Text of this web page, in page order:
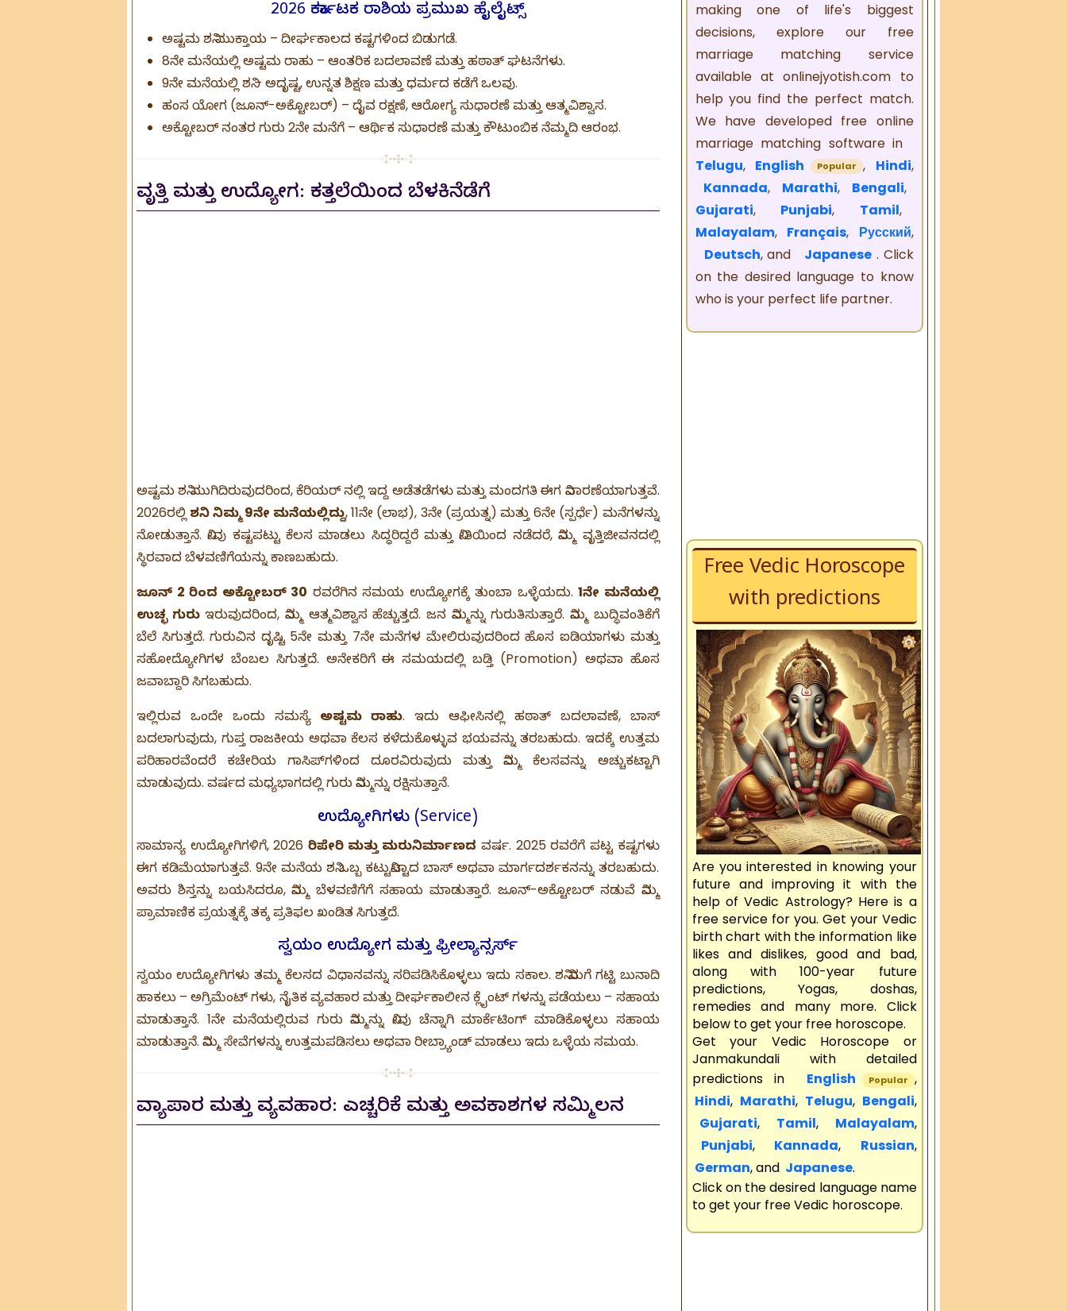
2026 ಕರ್ಕಾಟಕ ರಾಶಿಯ ಪ್ರಮುಖ ಹೈಲೈಟ್ಸ್
ಅಷ್ಟಮ ಶನಿ ಮುಕ್ತಾಯ – ದೀರ್ಘಕಾಲದ ಕಷ್ಟಗಳಿಂದ ಬಿಡುಗಡೆ.
8ನೇ ಮನೆಯಲ್ಲಿ ಅಷ್ಟಮ ರಾಹು – ಆಂತರಿಕ ಬದಲಾವಣೆ ಮತ್ತು ಹಠಾತ್ ಘಟನೆಗಳು.
9ನೇ ಮನೆಯಲ್ಲಿ ಶನಿ – ಅದೃಷ್ಟ, ಉನ್ನತ ಶಿಕ್ಷಣ ಮತ್ತು ಧರ್ಮದ ಕಡೆಗೆ ಒಲವು.
ಹಂಸ ಯೋಗ (ಜೂನ್-ಅಕ್ಟೋಬರ್) – ದೈವ ರಕ್ಷಣೆ, ಆರೋಗ್ಯ ಸುಧಾರಣೆ ಮತ್ತು ಆತ್ಮವಿಶ್ವಾಸ.
ಅಕ್ಟೋಬರ್ ನಂತರ ಗುರು 2ನೇ ಮನೆಗೆ – ಆರ್ಥಿಕ ಸುಧಾರಣೆ ಮತ್ತು ಕೌಟುಂಬಿಕ ನೆಮ್ಮದಿ ಆರಂಭ.
ವೃತ್ತಿ ಮತ್ತು ಉದ್ಯೋಗ: ಕತ್ತಲೆಯಿಂದ ಬೆಳಕಿನೆಡೆಗೆ
ಅಷ್ಟಮ ಶನಿ ಮುಗಿದಿರುವುದರಿಂದ, ಕೆರಿಯರ್ ನಲ್ಲಿ ಇದ್ದ ಅಡೆತಡೆಗಳು ಮತ್ತು ಮಂದಗತಿ ಈಗ ನಿವಾರಣೆಯಾಗುತ್ತವೆ.
2026ರಲ್ಲಿ ಶನಿ ನಿಮ್ಮ 9ನೇ ಮನೆಯಲ್ಲಿದ್ದು, 11ನೇ (ಲಾಭ), 3ನೇ (ಪ್ರಯತ್ನ) ಮತ್ತು 6ನೇ (ಸ್ಪರ್ಧೆ) ಮನೆಗಳನ್ನು
ನೋಡುತ್ತಾನೆ. ನೀವು ಕಷ್ಟಪಟ್ಟು ಕೆಲಸ ಮಾಡಲು ಸಿದ್ಧರಿದ್ದರೆ ಮತ್ತು ನೀತಿಯಿಂದ ನಡೆದರೆ, ನಿಮ್ಮ ವೃತ್ತಿಜೀವನದಲ್ಲಿ
ಸ್ಥಿರವಾದ ಬೆಳವಣಿಗೆಯನ್ನು ಕಾಣಬಹುದು.
ಜೂನ್ 2 ರಿಂದ ಅಕ್ಟೋಬರ್ 30 ರವರೆಗಿನ ಸಮಯ ಉದ್ಯೋಗಕ್ಕೆ ತುಂಬಾ ಒಳ್ಳೆಯದು. 1ನೇ ಮನೆಯಲ್ಲಿ
ಉಚ್ಛ ಗುರುಇರುವುದರಿಂದ, ನಿಮ್ಮ ಆತ್ಮವಿಶ್ವಾಸ ಹೆಚ್ಚುತ್ತದೆ. ಜನ ನಿಮ್ಮನ್ನು ಗುರುತಿಸುತ್ತಾರೆ. ನಿಮ್ಮ ಬುದ್ಧಿವಂತಿಕೆಗೆ
ಬೆಲೆ ಸಿಗುತ್ತದೆ. ಗುರುವಿನ ದೃಷ್ಟಿ 5ನೇ ಮತ್ತು 7ನೇ ಮನೆಗಳ ಮೇಲಿರುವುದರಿಂದ ಹೊಸ ಐಡಿಯಾಗಳು ಮತ್ತು
ಸಹೋದ್ಯೋಗಿಗಳ ಬೆಂಬಲ ಸಿಗುತ್ತದೆ. ಅನೇಕರಿಗೆ ಈ ಸಮಯದಲ್ಲಿ ಬಡ್ತಿ (Promotion) ಅಥವಾ ಹೊಸ
ಜವಾಬ್ದಾರಿ ಸಿಗಬಹುದು.
ಇಲ್ಲಿರುವ ಒಂದೇ ಒಂದು ಸಮಸ್ಯೆ ಅಷ್ಟಮ ರಾಹು. ಇದು ಆಫೀಸಿನಲ್ಲಿ ಹಠಾತ್ ಬದಲಾವಣೆ, ಬಾಸ್
ಬದಲಾಗುವುದು, ಗುಪ್ತ ರಾಜಕೀಯ ಅಥವಾ ಕೆಲಸ ಕಳೆದುಕೊಳ್ಳುವ ಭಯವನ್ನು ತರಬಹುದು. ಇದಕ್ಕೆ ಉತ್ತಮ
ಪರಿಹಾರವೆಂದರೆ ಕಚೇರಿಯ ಗಾಸಿಪ್‌ಗಳಿಂದ ದೂರವಿರುವುದು ಮತ್ತು ನಿಮ್ಮ ಕೆಲಸವನ್ನು ಅಚ್ಚುಕಟ್ಟಾಗಿ
ಮಾಡುವುದು. ವರ್ಷದ ಮಧ್ಯಭಾಗದಲ್ಲಿ ಗುರು ನಿಮ್ಮನ್ನು ರಕ್ಷಿಸುತ್ತಾನೆ.
ಉದ್ಯೋಗಿಗಳು (Service)
ಸಾಮಾನ್ಯ ಉದ್ಯೋಗಿಗಳಿಗೆ, 2026 ರಿಪೇರಿ ಮತ್ತು ಮರುನಿರ್ಮಾಣದ ವರ್ಷ. 2025 ರವರೆಗೆ ಪಟ್ಟ ಕಷ್ಟಗಳು
ಈಗ ಕಡಿಮೆಯಾಗುತ್ತವೆ. 9ನೇ ಮನೆಯ ಶನಿ ಒಬ್ಬ ಕಟ್ಟುನಿಟ್ಟಾದ ಬಾಸ್ ಅಥವಾ ಮಾರ್ಗದರ್ಶಕನನ್ನು ತರಬಹುದು.
ಅವರು ಶಿಸ್ತನ್ನು ಬಯಸಿದರೂ, ನಿಮ್ಮ ಬೆಳವಣಿಗೆಗೆ ಸಹಾಯ ಮಾಡುತ್ತಾರೆ. ಜೂನ್-ಅಕ್ಟೋಬರ್ ನಡುವೆ ನಿಮ್ಮ
ಪ್ರಾಮಾಣಿಕ ಪ್ರಯತ್ನಕ್ಕೆ ತಕ್ಕ ಪ್ರತಿಫಲ ಖಂಡಿತ ಸಿಗುತ್ತದೆ.
ಸ್ವಯಂ ಉದ್ಯೋಗ ಮತ್ತು ಫ್ರೀಲ್ಯಾನ್ಸರ್ಸ್
ಸ್ವಯಂ ಉದ್ಯೋಗಿಗಳು ತಮ್ಮ ಕೆಲಸದ ವಿಧಾನವನ್ನು ಸರಿಪಡಿಸಿಕೊಳ್ಳಲು ಇದು ಸಕಾಲ. ಶನಿ ನಿಮಗೆ ಗಟ್ಟಿ ಬುನಾದಿ
ಹಾಕಲು – ಅಗ್ರಿಮೆಂಟ್ ಗಳು, ನೈತಿಕ ವ್ಯವಹಾರ ಮತ್ತು ದೀರ್ಘಕಾಲೀನ ಕ್ಲೈಂಟ್ ಗಳನ್ನು ಪಡೆಯಲು – ಸಹಾಯ
ಮಾಡುತ್ತಾನೆ. 1ನೇ ಮನೆಯಲ್ಲಿರುವ ಗುರು ನಿಮ್ಮನ್ನು ನೀವು ಚೆನ್ನಾಗಿ ಮಾರ್ಕೆಟಿಂಗ್ ಮಾಡಿಕೊಳ್ಳಲು ಸಹಾಯ
ಮಾಡುತ್ತಾನೆ. ನಿಮ್ಮ ಸೇವೆಗಳನ್ನು ಉತ್ತಮಪಡಿಸಲು ಅಥವಾ ರೀಬ್ರ್ಯಾಂಡ್ ಮಾಡಲು ಇದು ಒಳ್ಳೆಯ ಸಮಯ.
ವ್ಯಾಪಾರ ಮತ್ತು ವ್ಯವಹಾರ: ಎಚ್ಚರಿಕೆ ಮತ್ತು ಅವಕಾಶಗಳ ಸಮ್ಮಿಲನ
making one of life's biggest
decisions, explore our free
marriage matching service
available at onlinejyotish.com to
help you find the perfect match.
We have developed free online
marriage matching software in
Telugu, English Popular , Hindi,
Kannada, Marathi, Bengali,
Gujarati, Punjabi, Tamil,
Malayalam, Français, Русский,
Deutsch, and Japanese . Click
on the desired language to know
who is your perfect life partner.
Free Vedic Horoscope
with predictions
Are you interested in knowing your
future and improving it with the
help of Vedic Astrology? Here is a
free service for you. Get your Vedic
birth chart with the information like
likes and dislikes, good and bad,
along with 100-year future
predictions, Yogas, doshas,
remedies and many more. Click
below to get your free horoscope.
Get your Vedic Horoscope or
Janmakundali with detailed
predictions in
English Popular ,
Hindi, Marathi, Telugu, Bengali,
Gujarati, Tamil, Malayalam,
Punjabi, Kannada, Russian,
German, and Japanese.
Click on the desired language name
to get your free Vedic horoscope.